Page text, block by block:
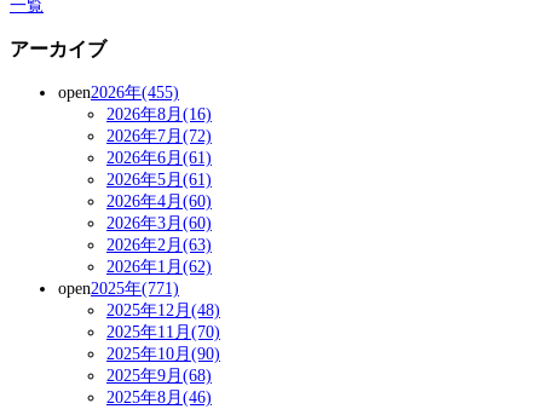
一覧
アーカイブ
open2026年(455)
2026年8月(16)
2026年7月(72)
2026年6月(61)
2026年5月(61)
2026年4月(60)
2026年3月(60)
2026年2月(63)
2026年1月(62)
open2025年(771)
2025年12月(48)
2025年11月(70)
2025年10月(90)
2025年9月(68)
2025年8月(46)